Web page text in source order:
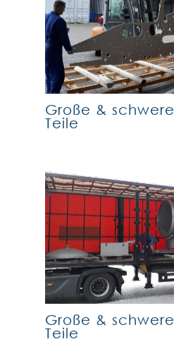
Große & schwere
Teile
Große & schwere
Teile